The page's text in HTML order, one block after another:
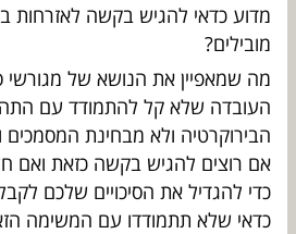
מדוע כדאי להגיש בקשה לאזרחות
מובילים?
מה שמאפיין את הנושא של מגורשי
העובדה שלא קל להתמודד עם
הבירוקרטיה ולא מבחינת המסמכים
אם רוצים להגיש בקשה כזאת ואם
כדי להגדיל את הסיכויים שלכם
כדאי שלא תתמודדו עם המשימה